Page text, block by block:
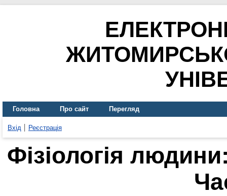
Головна Про сайт Перегляд
Вхід Реєстрація
Фізіологія